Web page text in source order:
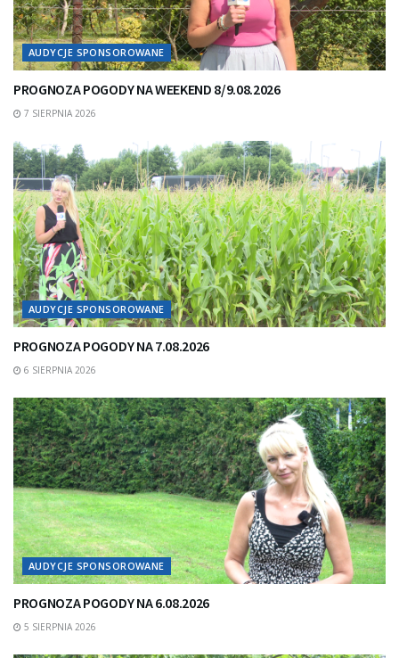
AUDYCJE SPONSOROWANE
PROGNOZA POGODY NA WEEKEND 8/9.08.2026
7 SIERPNIA 2026
AUDYCJE SPONSOROWANE
PROGNOZA POGODY NA 7.08.2026
6 SIERPNIA 2026
AUDYCJE SPONSOROWANE
PROGNOZA POGODY NA 6.08.2026
5 SIERPNIA 2026